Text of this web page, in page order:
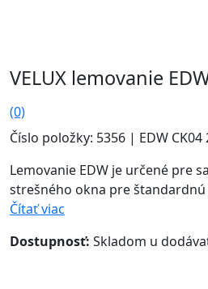
VELUX lemovanie
(0)
Číslo položky: 5356 | EDW CK04
Lemovanie EDW je určené pre
strešného okna pre štandardnú
Čítať viac
Dostupnosť: Skladom u